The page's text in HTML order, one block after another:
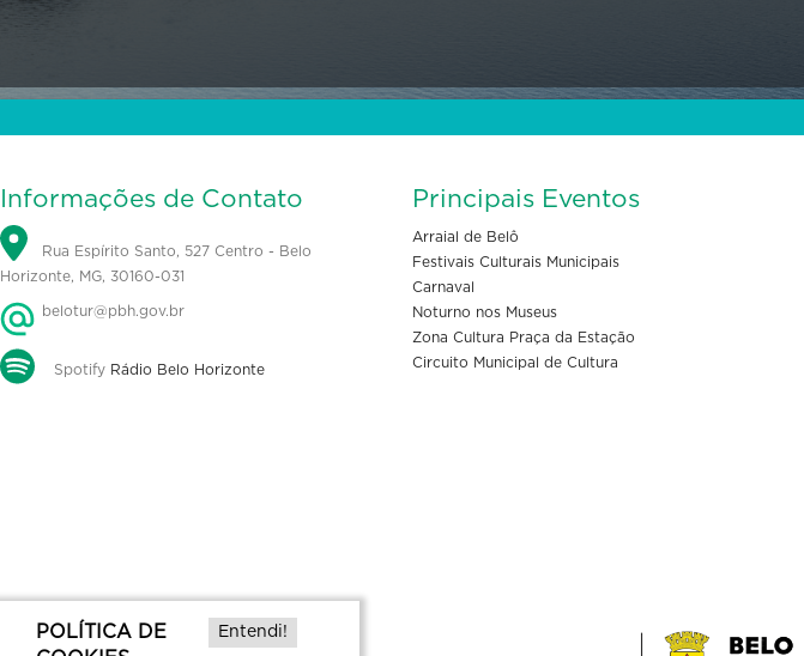
Informações de Contato
Rua Espírito Santo, 527 Centro - Belo
Horizonte, MG, 30160-031
belotur@pbh.gov.br
Spotify Rádio Belo Horizonte
Principais Eventos
Arraial de Belô
Festivais Culturais Municipais
Carnaval
Noturno nos Museus
Zona Cultura Praça da Estação
Circuito Municipal de Cultura
POLÍTICA DE
Entendi!